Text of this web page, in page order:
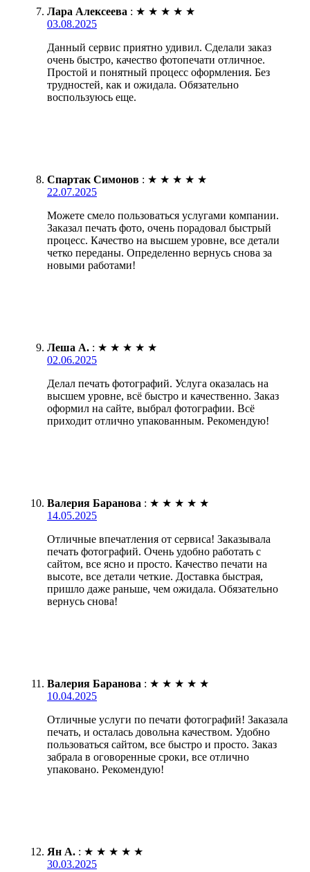
Лара Алексеева : ★ ★ ★ ★ ★
03.08.2025
Данный сервис приятно удивил. Сделали заказ
очень быстро, качество фотопечати отличное.
Простой и понятный процесс оформления. Без
трудностей, как и ожидала. Обязательно
воспользуюсь еще.
Спартак Симонов : ★ ★ ★ ★ ★
22.07.2025
Можете смело пользоваться услугами компании.
Заказал печать фото, очень порадовал быстрый
процесс. Качество на высшем уровне, все детали
четко переданы. Определенно вернусь снова за
новыми работами!
Леша А. : ★ ★ ★ ★ ★
02.06.2025
Делал печать фотографий. Услуга оказалась на
высшем уровне, всё быстро и качественно. Заказ
оформил на сайте, выбрал фотографии. Всё
приходит отлично упакованным. Рекомендую!
Валерия Баранова : ★ ★ ★ ★ ★
14.05.2025
Отличные впечатления от сервиса! Заказывала
печать фотографий. Очень удобно работать с
сайтом, все ясно и просто. Качество печати на
высоте, все детали четкие. Доставка быстрая,
пришло даже раньше, чем ожидала. Обязательно
вернусь снова!
Валерия Баранова : ★ ★ ★ ★ ★
10.04.2025
Отличные услуги по печати фотографий! Заказала
печать, и осталась довольна качеством. Удобно
пользоваться сайтом, все быстро и просто. Заказ
забрала в оговоренные сроки, все отлично
упаковано. Рекомендую!
Ян А. : ★ ★ ★ ★ ★
30.03.2025